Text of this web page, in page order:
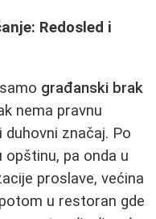
Redosled i
građanski brak
nema pravnu
duhovni značaj. Po
opštinu, pa onda u
proslave, većina
u restoran gde